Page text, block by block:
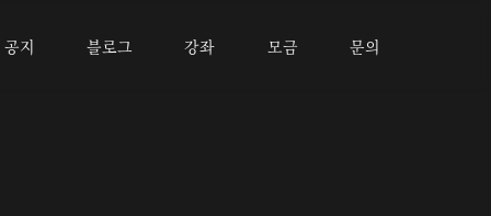
공지 블로그 강좌 모금 문의